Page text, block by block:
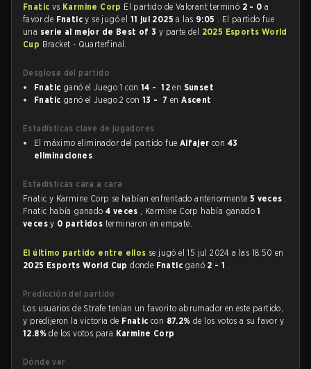
Fnatic vs Karmine Corp El partido de Valorant terminó 2 - 0 a
favor de Fnaticy se jugó el 11 jul 2025a las 9:05 . El partido fue
una serie al mejor de Best of 3 y parte del 2025 Esports World
Cup Bracket - Quarterfinal.
Desglose del partido
Fnatic ganó el Juego 1 con 14 - 12 en Sunset
Fnatic ganó el Juego 2 con 13 - 7 enAscent
Estadísticas clave de jugadores
El máximo eliminador del partido fue Alfajer con 43
eliminaciones.
Estadísticas cara a cara
Fnatic y Karmine Corp se habían enfrentado anteriormente 5 veces .
Fnatic había ganado4 veces , Karmine Corp había ganado1
vecesy 0 partidos terminaron en empate.
El último partido entre ellos se jugó el 15 jul 2024 a las 18:50 en
2025 Esports World Cupdonde Fnatic ganó 2 - 1 .
Predicción del partido
Los usuarios de Strafe tenían un favorito abrumador en este partido,
y predijeron la victoria de Fnaticcon 87.2%de los votos a su favor y
12.8%de los votos para Karmine Corp .
Dónde ver